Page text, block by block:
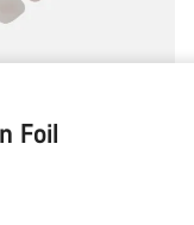
Foil